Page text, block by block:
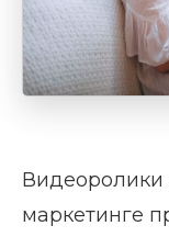
Видеоролики
маркетинге